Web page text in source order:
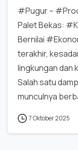
#Pugur –
Palet Bekas:
Bernilai
terakhir,
lingkungan dan
Salah satu
munculnya
7 Oktober 2025